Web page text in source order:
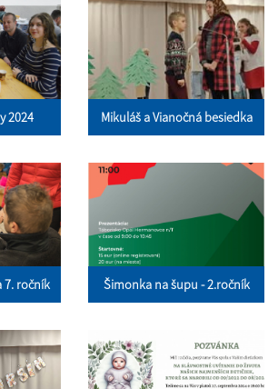
2024 Mikuláš a Vianočná besiedka
Hermanovská 10-ka 7. ročník Šimonka na šupu - 2.ročník